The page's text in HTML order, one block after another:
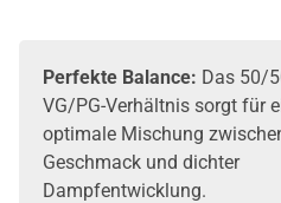
Perfekte Balance: Das 50/
VG/PG-Verhältnis sorgt für
optimale Mischung
Geschmack und dichter
Dampfentwicklung.